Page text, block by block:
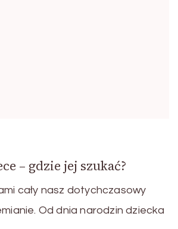
– gdzie jej szukać?
cały nasz dotychczasowy
Od dnia narodzin dziecka